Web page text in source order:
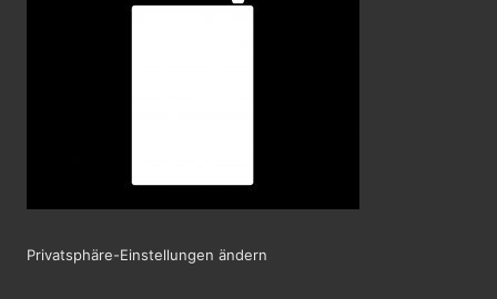
Privatsphäre-Einstellungen ändern